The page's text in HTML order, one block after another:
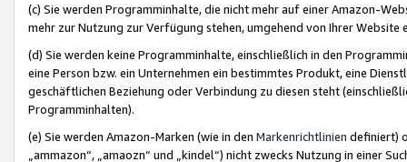
(c) Sie werden Programminhalte, die nicht mehr auf einer Amazon-
mehr zur Nutzung zur Verfügung stehen, umgehend von Ihrer
(d) Sie werden keine Programminhalte, einschließlich in den
eine Person bzw. ein Unternehmen ein bestimmtes Produkt, eine
geschäftlichen Beziehung oder Verbindung zu diesen steht
Programminhalten).
(e) Sie werden Amazon-Marken (wie in den Markenrichtlinien definiert)
„ammazon“, „amaozn“ und „kindel“) nicht zwecks Nutzung in einer